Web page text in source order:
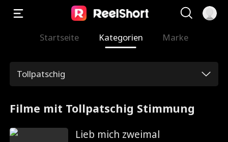
Startseite Kategorien Marke
Tollpatschig
Filme mit Tollpatschig Stimmung
Lieb mich zweimal